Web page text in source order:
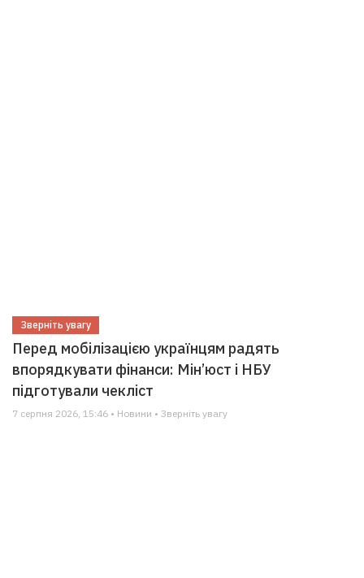
Зверніть увагу
Перед мобілізацією українцям радять
впорядкувати фінанси: Мін’юст і НБУ
підготували чекліст
7 серпня 2026, 15:46 • Новини • Зверніть увагу